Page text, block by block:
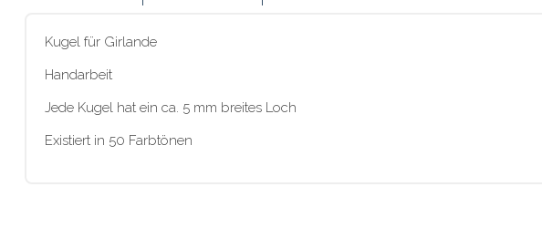
Kugel für Girlande
Handarbeit
Jede Kugel hat ein ca. 5 mm breites Loch
Existiert in 50 Farbtönen